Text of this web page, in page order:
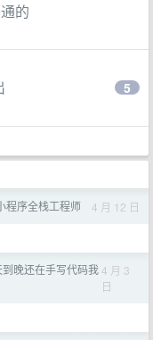
的
5
程序全栈工程师 4 月 12 日
晚还在手写代码我4 月 3
日